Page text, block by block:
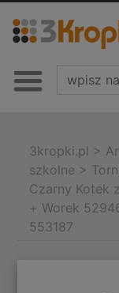
3kropki.pl >
szkolne >
Czarny Kotek
+ Worek
553187